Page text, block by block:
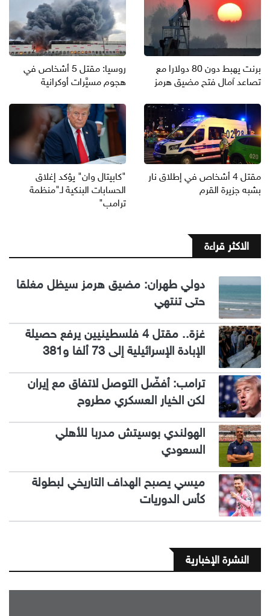
برنت يهبط دون 80 دولارا مع
تصاعد آمال فتح مضيق هرمز
روسيا: مقتل 5 أشخاص في
هجوم مسيَّرات أوكرانية
مقتل 4 أشخاص في إطلاق نار
بشبه جزيرة القرم
"كابيتال وان" يؤكد إغلاق
الحسابات البنكية لـ"منظمة
ترامب"
الاكثر قراءة
دولي طهران: مضيق هرمز سيظل مغلقا
حتى تنتهي
غزة.. مقتل 4 فلسطينيين يرفع حصيلة
الإبادة الإسرائيلية إلى 73 ألفا و381
ترامب: أفضّل التوصل لاتفاق مع إيران
لكن الخيار العسكري مطروح
الهولندي بوسيتش مدربا للأهلي
السعودي
ميسي يصبح الهداف التاريخي لبطولة
كأس الدوريات
النشرة الإخبارية